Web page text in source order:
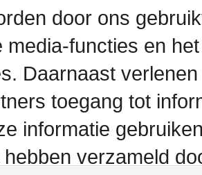
door ons
media-functies en
Daarnaast
toegang tot
informatie
verzameld